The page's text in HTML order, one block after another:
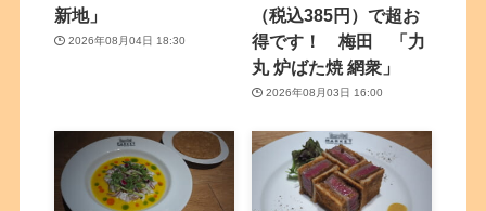
新地」
2026年08月04日 18:30
（税込385円）で超お
得です！ 梅田 「力
丸 炉ばた焼 網衆」
2026年08月03日 16:00